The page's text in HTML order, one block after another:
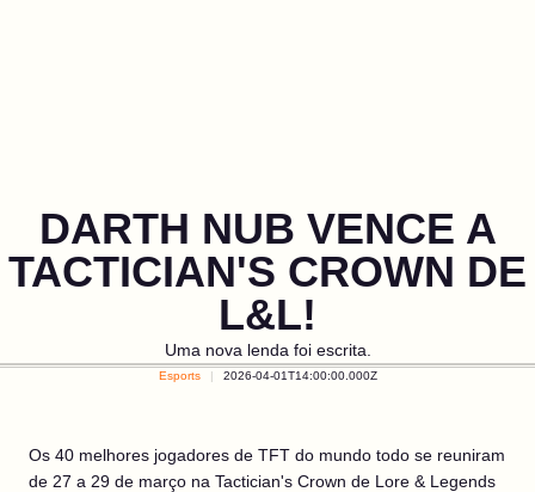
DARTH NUB VENCE A
TACTICIAN'S CROWN DE
L&L!
Uma nova lenda foi escrita.
Esports 2026-04-01T14:00:00.000Z
Os 40 melhores jogadores de TFT do mundo todo se reuniram
de 27 a 29 de março na Tactician's Crown de Lore & Legends